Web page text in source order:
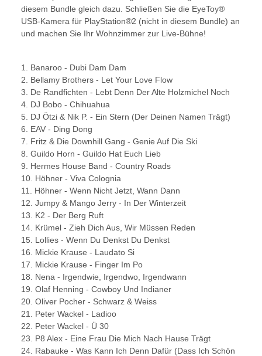
diesem Bundle gleich dazu. Schließen Sie die EyeToy®
USB-Kamera für PlayStation®2 (nicht in diesem Bundle) an
und machen Sie Ihr Wohnzimmer zur Live-Bühne!
1. Banaroo - Dubi Dam Dam
2. Bellamy Brothers - Let Your Love Flow
3. De Randfichten - Lebt Denn Der Alte Holzmichel Noch
4. DJ Bobo - Chihuahua
5. DJ Ötzi & Nik P. - Ein Stern (Der Deinen Namen Trägt)
6. EAV - Ding Dong
7. Fritz & Die Downhill Gang - Genie Auf Die Ski
8. Guildo Horn - Guildo Hat Euch Lieb
9. Hermes House Band - Country Roads
10. Höhner - Viva Colognia
11. Höhner - Wenn Nicht Jetzt, Wann Dann
12. Jumpy & Mango Jerry - In Der Winterzeit
13. K2 - Der Berg Ruft
14. Krümel - Zieh Dich Aus, Wir Müssen Reden
15. Lollies - Wenn Du Denkst Du Denkst
16. Mickie Krause - Laudato Si
17. Mickie Krause - Finger Im Po
18. Nena - Irgendwie, Irgendwo, Irgendwann
19. Olaf Henning - Cowboy Und Indianer
20. Oliver Pocher - Schwarz & Weiss
21. Peter Wackel - Ladioo
22. Peter Wackel - Ü 30
23. P8 Alex - Eine Frau Die Mich Nach Hause Trägt
24. Rabauke - Was Kann Ich Denn Dafür (Dass Ich Schön